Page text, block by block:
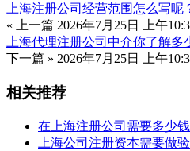
上海注册公司经营范围怎么写呢
« 上一篇 2026年7月25日 上午
上海代理注册公司中介你了解多
下一篇 » 2026年7月25日 上午
相关推荐
在上海注册公司需要多少
上海公司注册资本需要做